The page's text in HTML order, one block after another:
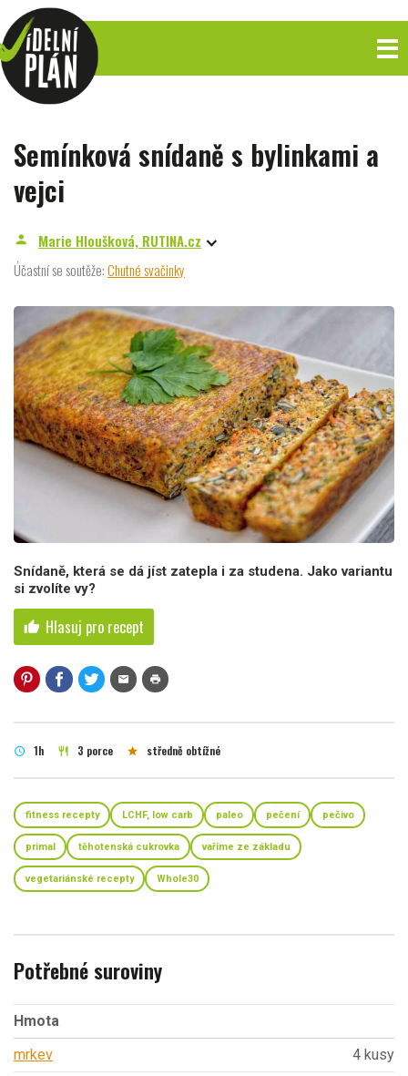
Semínková snídaně s bylinkami a
vejci
person
Marie Hloušková, RUTINA.cz
Účastní se soutěže:Chutné svačinky
Snídaně, která se dá jíst zatepla i za studena. Jako variantu
si zvolíte vy?
thumb_up Hlasuj pro recept
mail print
schedule 1h restaurant 3 porce star středně obtížné
fitness recepty LCHF, low carb paleo pečení pečivo
primal těhotenská cukrovka vaříme ze základu
vegetariánské recepty Whole30
Potřebné suroviny
Hmota
mrkev
4 kusy